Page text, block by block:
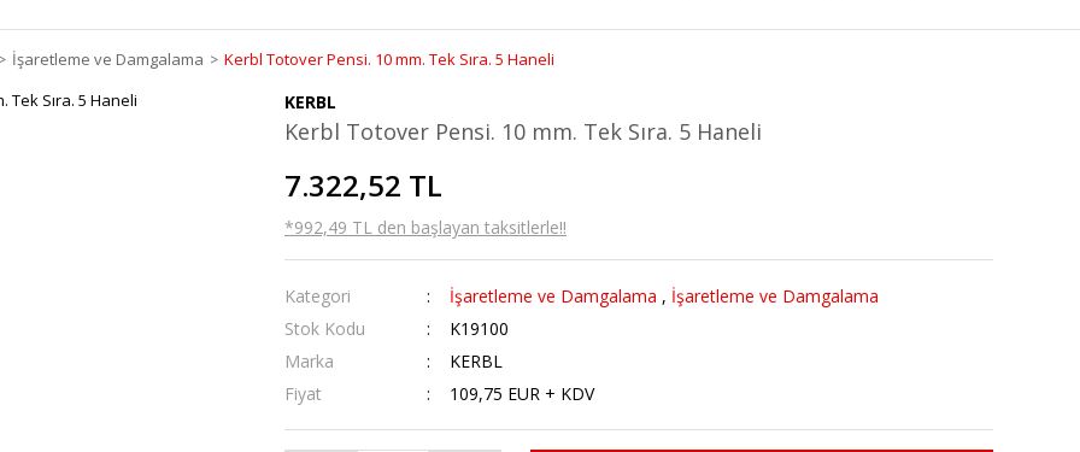
İşaretleme ve Damgalama Kerbl Totover Pensi. 10 mm. Tek Sıra. 5 Haneli
KERBL
Kerbl Totover Pensi. 10 mm. Tek Sıra. 5 Haneli
7.322,52 TL
*992,49 TL den başlayan taksitlerle!!
Kategori İşaretleme ve Damgalama , İşaretleme ve Damgalama
Stok Kodu
K19100
Marka
KERBL
Fiyat
109,75 EUR + KDV